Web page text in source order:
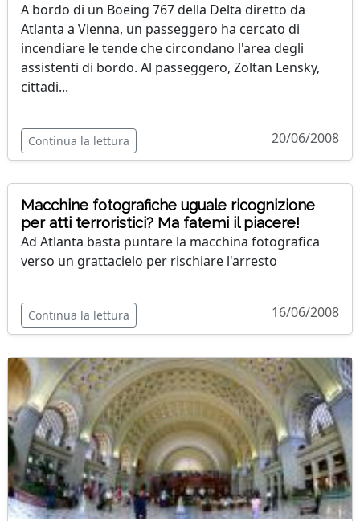
A bordo di un Boeing 767 della Delta diretto da
Atlanta a Vienna, un passeggero ha cercato di
incendiare le tende che circondano l'area degli
assistenti di bordo. Al passeggero, Zoltan Lensky,
cittadi...
Continua la lettura 20/06/2008
Macchine fotografiche uguale ricognizione
per atti terroristici? Ma fatemi il piacere!
Ad Atlanta basta puntare la macchina fotografica
verso un grattacielo per rischiare l'arresto
Continua la lettura 16/06/2008